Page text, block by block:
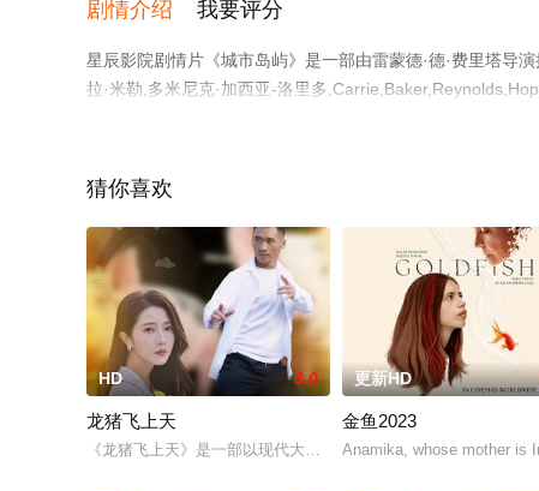
剧情介绍 我要评分
星辰影院剧情片《城市岛屿》是一部由雷蒙德·德·费里塔导
拉·米勒,多米尼克·加西亚-洛里多
略,Jee,Young,Han,Sarah,Saltzberg,寇蒂斯·库克
猜你喜欢
HD 3.0
龙猪飞上天
《龙猪飞上天》是一部以现代大学生寻梦创业为题材的网络电
更新HD
金鱼2023
Anamika, whose mother is